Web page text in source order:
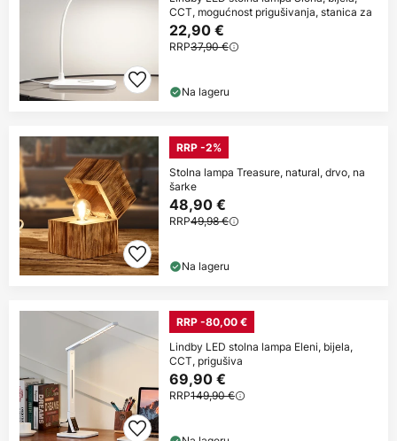
CCT, mogućnost prigušivanja, stanica za
22,90 €
RRP37,90 €
Na lageru
RRP -2%
Stolna lampa Treasure, natural, drvo, na
šarke
48,90 €
RRP49,98 €
Na lageru
RRP -80,00 €
Lindby LED stolna lampa Eleni, bijela,
CCT, prigušiva
69,90 €
RRP149,90 €